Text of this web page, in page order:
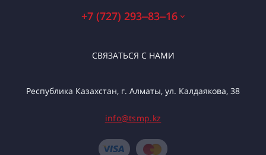
+7 (727) 293‒83‒16
СВЯЗАТЬСЯ С НАМИ
Республика Казахстан, г. Алматы, ул. Калдаякова, 38
info@tsmp.kz